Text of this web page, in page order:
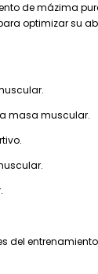
de mázima
optimizar su
masa muscular.
del